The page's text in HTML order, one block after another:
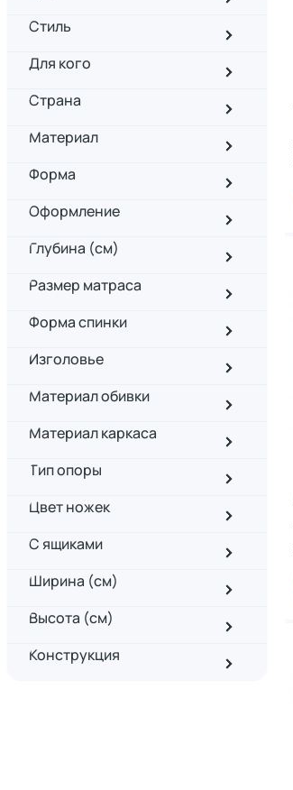
Стиль
Для кого
Страна
Материал
Форма
Оформление
Глубина (см)
Размер матраса
Форма спинки
Изголовье
Материал обивки
Материал каркаса
Тип опоры
Цвет ножек
С ящиками
Ширина (см)
Высота (см)
Конструкция